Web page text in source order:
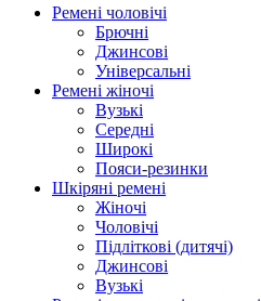
Ремені чоловічі
Брючні
Джинсові
Універсальні
Ремені жіночі
Вузькі
Середні
Широкі
Пояси-резинки
Шкіряні ремені
Жіночі
Чоловічі
Підліткові (дитячі)
Джинсові
Вузькі